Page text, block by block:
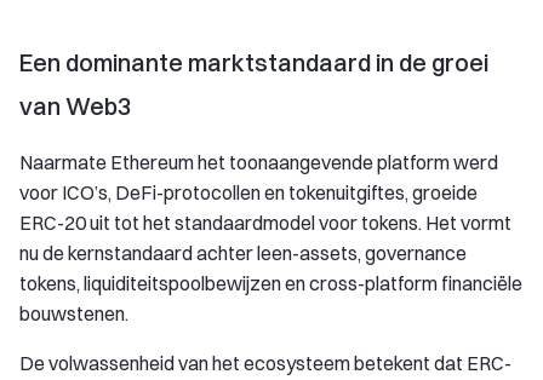
Een dominante marktstandaard in de groei
van Web3
Naarmate Ethereum het toonaangevende platform werd
voor ICO’s, DeFi-protocollen en tokenuitgiftes, groeide
ERC-20 uit tot het standaardmodel voor tokens. Het vormt
nu de kernstandaard achter leen-assets, governance
tokens, liquiditeitspoolbewijzen en cross-platform financiële
bouwstenen.
De volwassenheid van het ecosysteem betekent dat ERC-